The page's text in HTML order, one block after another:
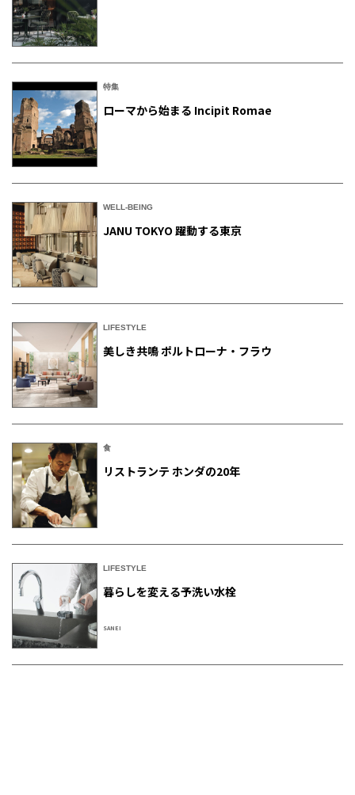
特集
ローマから始まる Incipit Romae
WELL-BEING
JANU TOKYO 躍動する東京
LIFESTYLE
美しき共鳴 ポルトローナ・フラウ
食
リストランテ ホンダの20年
LIFESTYLE
暮らしを変える予洗い水栓
SANEI